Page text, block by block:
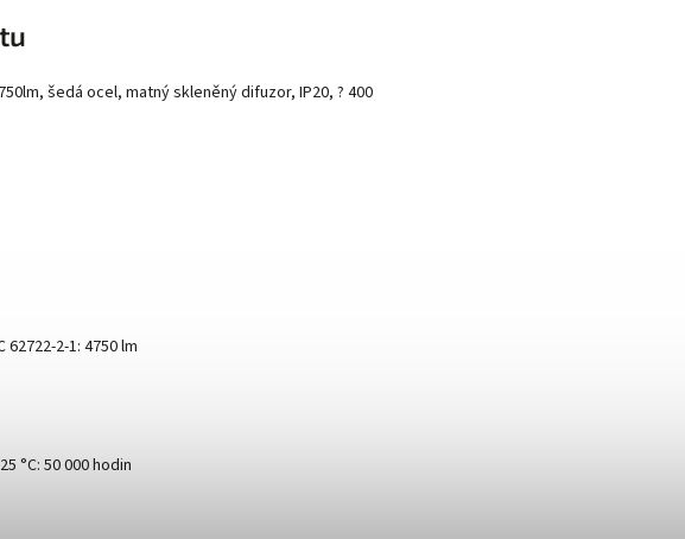
šedá ocel, matný skleněný difuzor, IP20, ? 400
2-1: 4750 lm
°C: 50 000 hodin